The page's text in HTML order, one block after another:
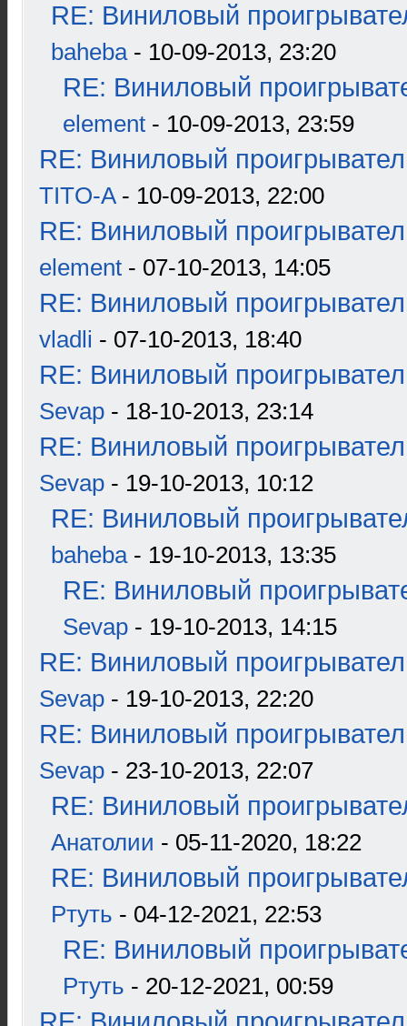
RE: Виниловый
baheba- 10-09-2013, 23:20
RE: Виниловый
element - 10-09-2013, 23:59
RE: Виниловый
TITO-A- 10-09-2013, 22:00
RE: Виниловый
element - 07-10-2013, 14:05
RE: Виниловый
vladli - 07-10-2013, 18:40
RE: Виниловый
Sevap - 18-10-2013, 23:14
RE: Виниловый
Sevap - 19-10-2013, 10:12
RE: Виниловый
baheba- 19-10-2013, 13:35
RE: Виниловый
Sevap - 19-10-2013, 14:15
RE: Виниловый
Sevap - 19-10-2013, 22:20
RE: Виниловый
Sevap - 23-10-2013, 22:07
RE: Виниловый
Анатолии - 05-11-2020, 18:22
RE: Виниловый
Ртуть - 04-12-2021, 22:53
RE: Виниловый
Ртуть - 20-12-2021, 00:59